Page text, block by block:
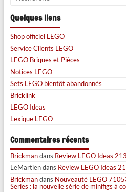
Quelques liens
Shop officiel LEGO
Service Clients LEGO
LEGO Briques et Pièces
Notices LEGO
Sets LEGO bientôt abandonnés
Bricklink
LEGO Ideas
Lexique LEGO
Commentaires récents
Brickmandans Review LEGO Ideas
LeMartiendans Review LEGO Ideas
Brickmandans Nouveauté LEGO
Series : la nouvelle série de minifigs à